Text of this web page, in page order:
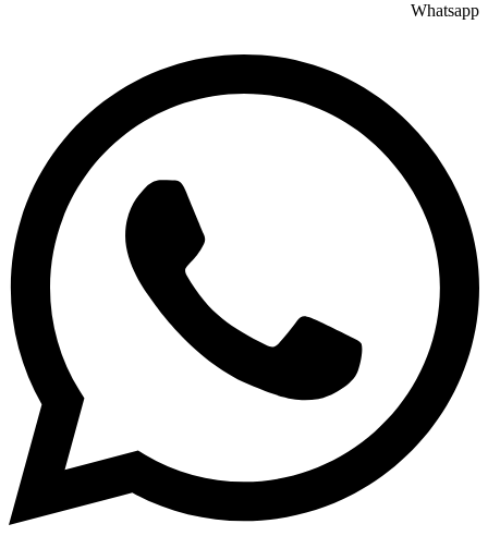
Whatsapp